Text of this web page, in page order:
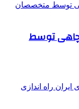
چاهی توسط